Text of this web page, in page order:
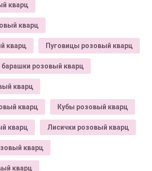
кварц
кварц
кварц Пуговицы розовый кварц
барашки розовый кварц
кварц
кварц Кубы розовый кварц
кварц Лисички розовый кварц
кварц
кварц